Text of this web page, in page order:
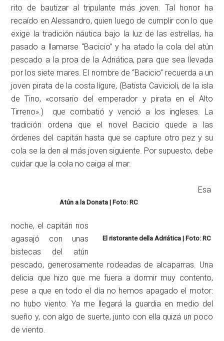
rito de bautizar al tripulante más joven. Tal honor ha
recaído en Alessandro, quien luego de cumplir con lo que
exige la tradición náutica bajo la luz de las estrellas, ha
pasado a llamarse “Bacicio” y ha atado la cola del atún
pescado a la proa de la Adriática, para que sea llevada
por los siete mares. El nombre de “Bacicio” recuerda a un
joven pirata de la costa lígure, (Batista Cavicioli, de la isla
de Tino, «corsario del emperador y pirata en el Alto
Tirreno».) que combatió y venció a los ingleses. La
tradición ordena que el novel Bacicio quede a las
órdenes del capitán hasta que se capture otro pez y su
cola se la den al más joven siguiente. Por supuesto, debe
cuidar que la cola no caiga al mar.
Atún a la Donata | Foto: RC
El ristorante della Adriática | Foto: RC
Esa
noche, el capitán nos
agasajó con unas
bistecas del atún
pescado, generosamente rodeadas de alcaparras. Una
delicia que hizo que me fuera a dormir muy contento,
pese a que en todo el día no hemos apagado el motor:
no hubo viento. Ya me llegará la guardia en medio del
sueño y, con algo de suerte, junto con ella quizá un poco
de viento.